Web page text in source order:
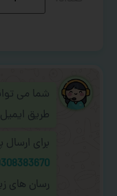
شما می
طریق
برای ارسال
رسان های